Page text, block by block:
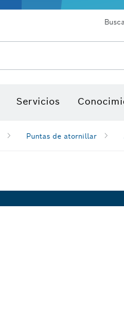
Servicios
Puntas de atornillar